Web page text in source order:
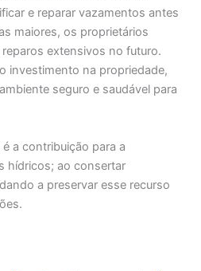
e reparar vazamentos antes
maiores, os proprietários
extensivos no futuro.
investimento na propriedade,
seguro e saudável para
a contribuição para a
hídricos; ao consertar
a preservar esse recurso